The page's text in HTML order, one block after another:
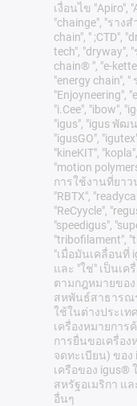
เงื่อนไข "Apiro",
"chainge", "ราง
chain", " ;CTD",
tech", "dryway",
chain® ", "e-
"energy chain", "
"Enjoyneering",
"i.Cee", "ibow",
"igus", "igus พัฒ
"igusGO",
"kineKIT",
"motion
การใช้งานที่ยาว
"RBTX",
"ReCyycle",
"speedigus",
"tribofilament",
"เมื่อมันเคลื่อนที่
และ "ใช่" เป็นเ
ตามกฎหมายของ
สหพันธ์สาธารณ
ใช้ในต่างประเท
เครื่องหมายการ
การยื่นขอเครื่อง
จดทะเบียน) ของ
เครือของ igus®
สหรัฐอเมริกา แ
อื่นๆ